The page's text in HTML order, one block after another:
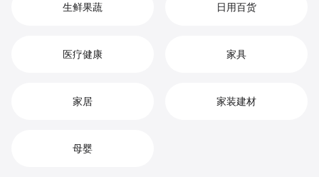
生鲜果蔬 日用百货
医疗健康 家具
家居 家装建材
母婴